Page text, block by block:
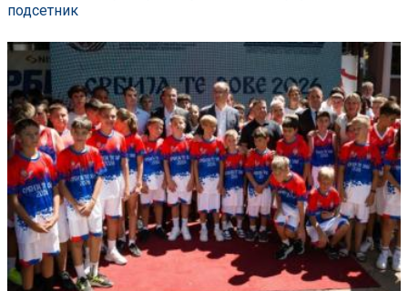
подсетник